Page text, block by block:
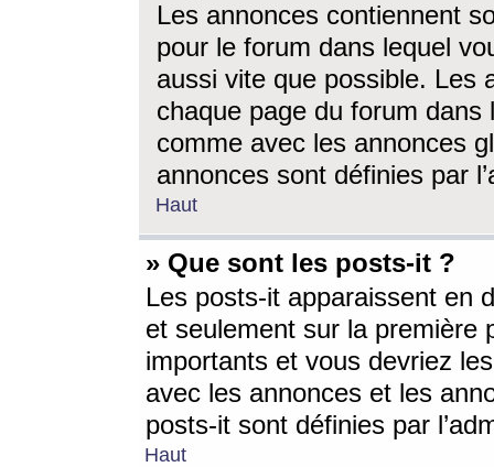
Les annonces contiennent
pour le forum dans lequel
aussi vite que possible. Les
chaque page du forum dans
comme avec les annonces
annonces sont définies par
Haut
» Que sont les posts-it ?
Les posts-it apparaissent en
et seulement sur la première
importants et vous devriez
avec les annonces et les
posts-it sont définies par
Haut